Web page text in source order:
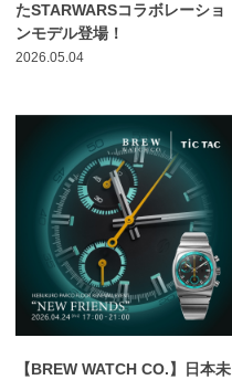
たSTARWARSコラボレーショ
ンモデル登場！
2026.05.04
【BREW WATCH CO.】日本未